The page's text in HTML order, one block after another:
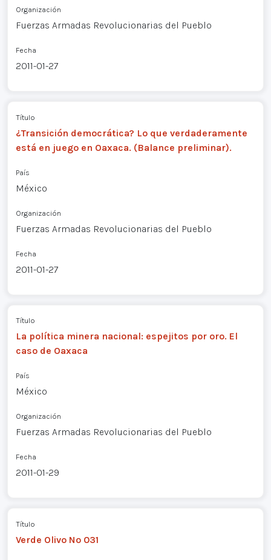
Organización
Fuerzas Armadas Revolucionarias del Pueblo
Fecha
2011-01-27
Título
¿Transición democrática? Lo que verdaderamente
está en juego en Oaxaca. (Balance preliminar).
País
México
Organización
Fuerzas Armadas Revolucionarias del Pueblo
Fecha
2011-01-27
Título
La política minera nacional: espejitos por oro. El
caso de Oaxaca
País
México
Organización
Fuerzas Armadas Revolucionarias del Pueblo
Fecha
2011-01-29
Título
Verde Olivo Nº 031